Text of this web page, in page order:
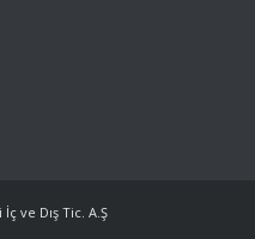
ve Dış Tic. A.Ş